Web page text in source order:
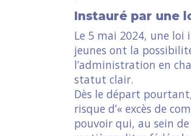
Instauré par une
Le 5 mai 2024, une loi
jeunes ont la
l’administration en
statut clair.
Dès le départ
risque d’« excès de
pouvoir qui, au sein